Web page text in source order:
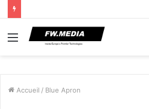
Menu
Accueil / Blue Apron